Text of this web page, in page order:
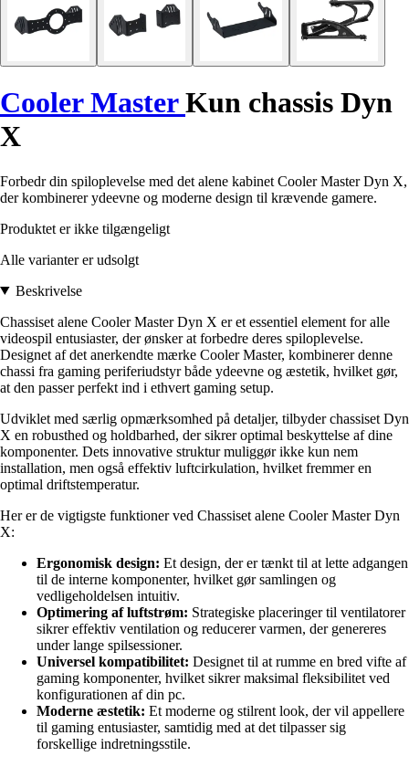
Cooler MasterKun chassis Dyn
X
Forbedr din spiloplevelse med det alene kabinet Cooler Master Dyn X,
der kombinerer ydeevne og moderne design til krævende gamere.
Produktet er ikke tilgængeligt
Alle varianter er udsolgt
Beskrivelse
Chassiset alene Cooler Master Dyn X er et essentiel element for alle
videospil entusiaster, der ønsker at forbedre deres spiloplevelse.
Designet af det anerkendte mærke Cooler Master, kombinerer denne
chassi fra gaming periferiudstyr både ydeevne og æstetik, hvilket gør,
at den passer perfekt ind i ethvert gaming setup.
Udviklet med særlig opmærksomhed på detaljer, tilbyder chassiset Dyn
X en robusthed og holdbarhed, der sikrer optimal beskyttelse af dine
komponenter. Dets innovative struktur muliggør ikke kun nem
installation, men også effektiv luftcirkulation, hvilket fremmer en
optimal driftstemperatur.
Her er de vigtigste funktioner ved Chassiset alene Cooler Master Dyn
X:
Ergonomisk design: Et design, der er tænkt til at lette adgangen
til de interne komponenter, hvilket gør samlingen og
vedligeholdelsen intuitiv.
Optimering af luftstrøm: Strategiske placeringer til ventilatorer
sikrer effektiv ventilation og reducerer varmen, der genereres
under lange spilsessioner.
Universel kompatibilitet: Designet til at rumme en bred vifte af
gaming komponenter, hvilket sikrer maksimal fleksibilitet ved
konfigurationen af din pc.
Moderne æstetik: Et moderne og stilrent look, der vil appellere
til gaming entusiaster, samtidig med at det tilpasser sig
forskellige indretningsstile.